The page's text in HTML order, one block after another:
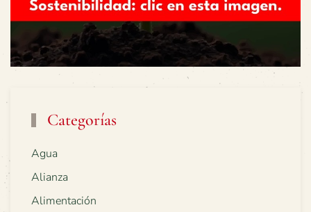
Categorías
Agua
Alianza
Alimentación